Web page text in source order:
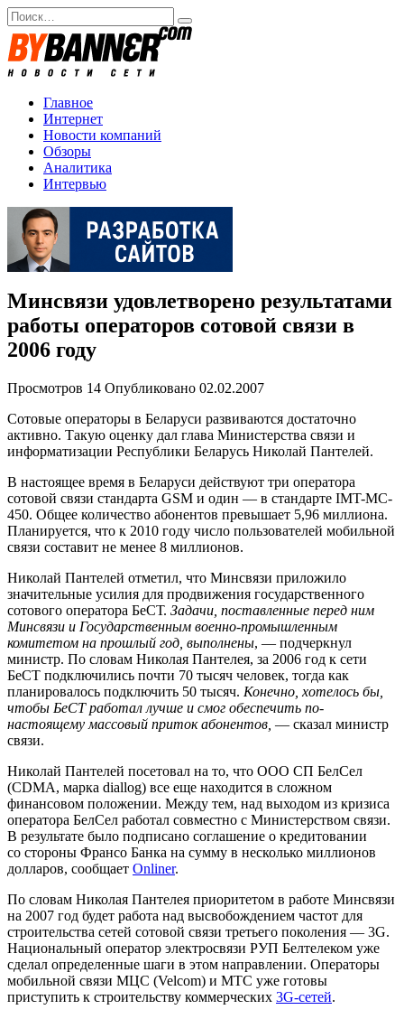
Перейти
к
содержанию
Search
for:
Главное
Интернет
Новости компаний
Обзоры
Аналитика
Интервью
Минсвязи удовлетворено результатами
работы операторов сотовой связи в
2006 году
Просмотров 14 Опубликовано 02.02.2007
Сотовые операторы в Беларуси развиваются достаточно
активно. Такую оценку дал глава Министерства связи и
информатизации Республики Беларусь Николай Пантелей.
В настоящее время в Беларуси действуют три оператора
сотовой связи стандарта GSM и один — в стандарте IMT-MC-
450. Общее количество абонентов превышает 5,96 миллиона.
Планируется, что к 2010 году число пользователей мобильной
связи составит не менее 8 миллионов.
Николай Пантелей отметил, что Минсвязи приложило
значительные усилия для продвижения государственного
сотового оператора БеСТ. Задачи, поставленные перед ним
Минсвязи и Государственным военно-промышленным
комитетом на прошлый год, выполнены, — подчеркнул
министр. По словам Николая Пантелея, за 2006 год к сети
БеСТ подключились почти 70 тысяч человек, тогда как
планировалось подключить 50 тысяч. Конечно, хотелось бы,
чтобы БеСТ работал лучше и смог обеспечить по-
настоящему массовый приток абонентов, — сказал министр
связи.
Николай Пантелей посетовал на то, что ООО СП БелСел
(CDMA, марка diallog) все еще находится в сложном
финансовом положении. Между тем, над выходом из кризиса
оператора БелСел работал совместно с Министерством связи.
В результате было подписано соглашение о кредитовании
со стороны Франсо Банка на сумму в несколько миллионов
долларов, сообщает Onliner.
По словам Николая Пантелея приоритетом в работе Минсвязи
на 2007 год будет работа над высвобождением частот для
строительства сетей сотовой связи третьего поколения — 3G.
Национальный оператор электросвязи РУП Белтелеком уже
сделал определенные шаги в этом направлении. Операторы
мобильной связи МЦС (Velcom) и МТС уже готовы
приступить к строительству коммерческих 3G-сетей.